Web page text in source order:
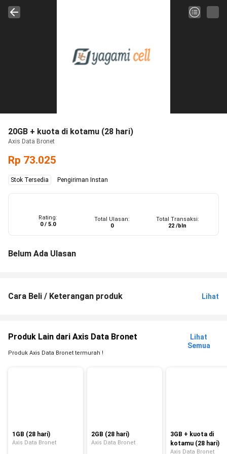
20GB + kuota di kotamu (28 hari)
Axis Data Bronet
Rp 73.025
Stok Tersedia Pengiriman Instan
Rating:
0 / 5.0
Total Ulasan:
0
Total Transaksi:
22 /bln
Belum Ada Ulasan
Cara Beli / Keterangan produk Lihat
Produk Lain dari Axis Data Bronet
Lihat
Semua
Produk Axis Data Bronet termurah !
1GB (28 hari)
Axis Data Bronet
2GB (28 hari)
Axis Data Bronet
3GB + kuota di
kotamu (28 hari)
Axis Data Bronet